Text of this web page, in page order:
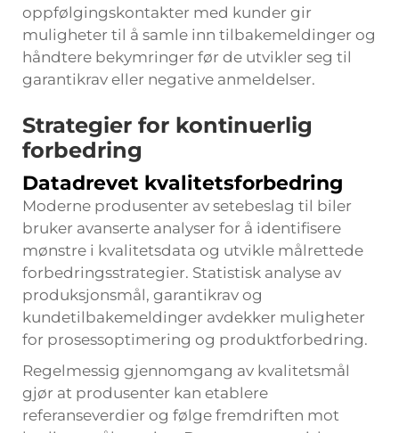
oppfølgingskontakter med kunder gir
muligheter til å samle inn tilbakemeldinger og
håndtere bekymringer før de utvikler seg til
garantikrav eller negative anmeldelser.
Strategier for kontinuerlig
forbedring
Datadrevet kvalitetsforbedring
Moderne produsenter av setebeslag til biler
bruker avanserte analyser for å identifisere
mønstre i kvalitetsdata og utvikle målrettede
forbedringsstrategier. Statistisk analyse av
produksjonsmål, garantikrav og
kundetilbakemeldinger avdekker muligheter
for prosessoptimering og produktforbedring.
Regelmessig gjennomgang av kvalitetsmål
gjør at produsenter kan etablere
referanseverdier og følge fremdriften mot